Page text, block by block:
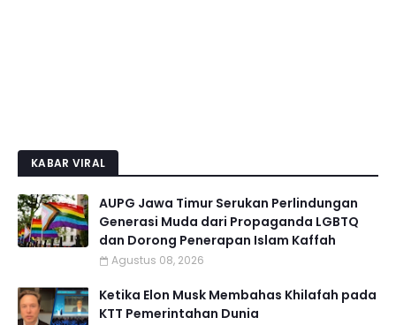
KABAR VIRAL
AUPG Jawa Timur Serukan Perlindungan
Generasi Muda dari Propaganda LGBTQ
dan Dorong Penerapan Islam Kaffah
Agustus 08, 2026
Ketika Elon Musk Membahas Khilafah pada
KTT Pemerintahan Dunia